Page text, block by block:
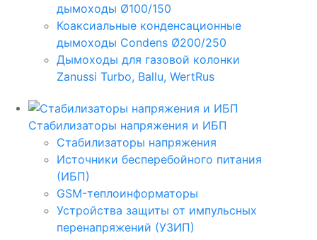
дымоходы Ø100/150
Коаксиальные конденсационные
дымоходы Condens Ø200/250
Дымоходы для газовой колонки
Zanussi Turbo, Ballu, WertRus
Стабилизаторы напряжения и ИБП
Стабилизаторы напряжения
Источники бесперебойного питания
(ИБП)
GSM-теплоинформаторы
Устройства защиты от импульсных
перенапряжений (УЗИП)